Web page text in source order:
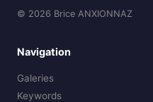
© 2026 Brice ANXIONNAZ
Navigation
Galeries
Keywords